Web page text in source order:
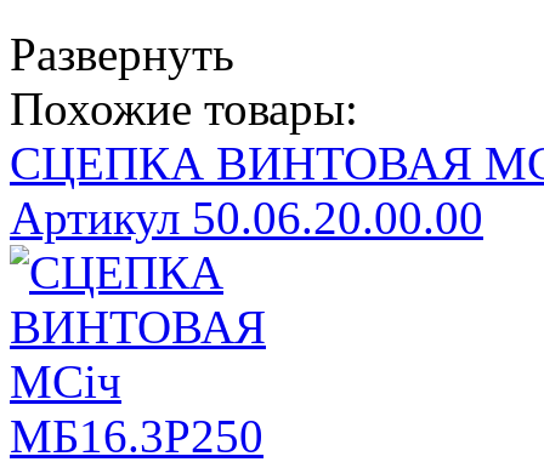
Развернуть
Похожие товары:
СЦЕПКА ВИНТОВАЯ
Артикул 50.06.20.00.00